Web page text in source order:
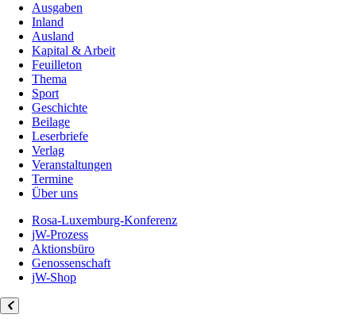
Ausgaben
Inland
Ausland
Kapital & Arbeit
Feuilleton
Thema
Sport
Geschichte
Beilage
Leserbriefe
Verlag
Veranstaltungen
Termine
Über uns
Rosa-Luxemburg-Konferenz
jW-Prozess
Aktionsbüro
Genossenschaft
jW-Shop